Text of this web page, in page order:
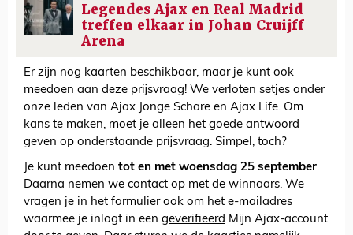
Legendes Ajax en Real Madrid
treffen elkaar in Johan Cruijff
Arena
Er zijn nog kaarten beschikbaar, maar je kunt ook
meedoen aan deze prijsvraag! We verloten setjes onder
onze leden van Ajax Jonge Schare en Ajax Life. Om
kans te maken, moet je alleen het goede antwoord
geven op onderstaande prijsvraag. Simpel, toch?
Je kunt meedoen tot en met woensdag 25 september.
Daarna nemen we contact op met de winnaars. We
vragen je in het formulier ook om het e-mailadres
waarmee je inlogt in een geverifieerd Mijn Ajax-account